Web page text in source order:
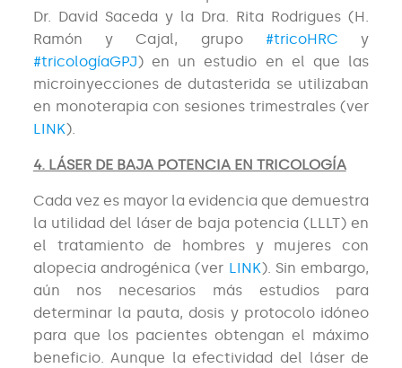
Dr. David Saceda y la Dra. Rita Rodrigues (H.
Ramón y Cajal, grupo #tricoHRC y
#tricologíaGPJ) en un estudio en el que las
microinyecciones de dutasterida se utilizaban
en monoterapia con sesiones trimestrales (ver
LINK).
4. LÁSER DE BAJA POTENCIA EN TRICOLOGÍA
Cada vez es mayor la evidencia que demuestra
la utilidad del láser de baja potencia (LLLT) en
el tratamiento de hombres y mujeres con
alopecia androgénica (ver LINK). Sin embargo,
aún nos necesarios más estudios para
determinar la pauta, dosis y protocolo idóneo
para que los pacientes obtengan el máximo
beneficio. Aunque la efectividad del láser de